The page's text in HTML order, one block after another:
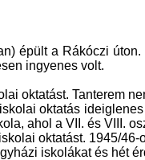
épült a Rákóczi
ingyenes volt.
oktatást. Tanterem
oktatás
ahol a VII. és VIII.
oktatást. 1945/
iskolákat és hét